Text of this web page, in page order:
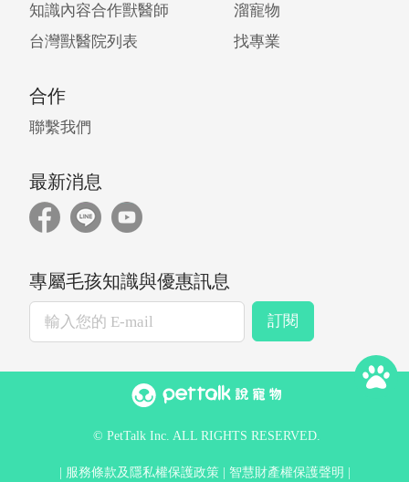
知識內容合作獸醫師
台灣獸醫院列表
溜寵物
找專業
合作
聯繫我們
最新消息
專屬毛孩知識與優惠訊息
訂閱
© PetTalk Inc. ALL RIGHTS RESERVED.
服務條款及隱私權保護政策 智慧財產權保護聲明